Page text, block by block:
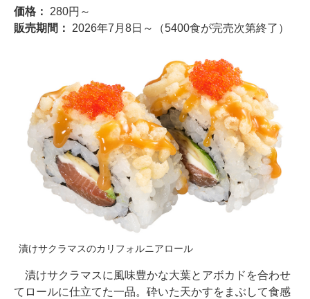
価格： 280円～
販売期間： 2026年7月8日～（5400食が完売次第終了）
漬けサクラマスのカリフォルニアロール
漬けサクラマスに風味豊かな大葉とアボカドを合わせ
てロールに仕立てた一品。砕いた天かすをまぶして食感